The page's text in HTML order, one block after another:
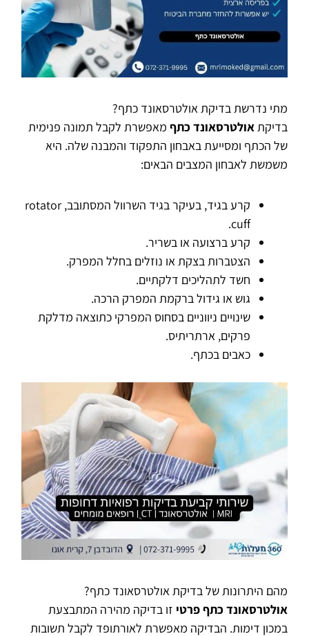
מתי נדרשת בדיקת אולטרסאונד כתף?
בדיקתאולטרסאונד כתף מאפשרת לקבל תמונה פנימית
של הכתף ומסייעת באבחון התפקוד והמבנה שלה. היא
משמשת לאבחון המצבים הבאים:
קרע בגיד, בעיקר בגיד השרוול המסתובב, rotator
cuff.
קרע ברצועה או בשריר.
הצטברות בצקת או נוזלים בחלל המפרק.
חשד לתהליכים דלקתיים.
גוש או גידול ברקמת המפרק הרכה.
שינויים ניווניים בסחוס המפרקי כתוצאה מדלקת
פרקים, ארתריתיס.
כאבים בכתף.
מהם היתרונות של בדיקת אולטרסאונד כתף?
אולטרסאונד כתף פרטי זו בדיקה מהירה המתבצעת
במכון דימות. הבדיקה מאפשרת לאורתופד לקבל תשובות